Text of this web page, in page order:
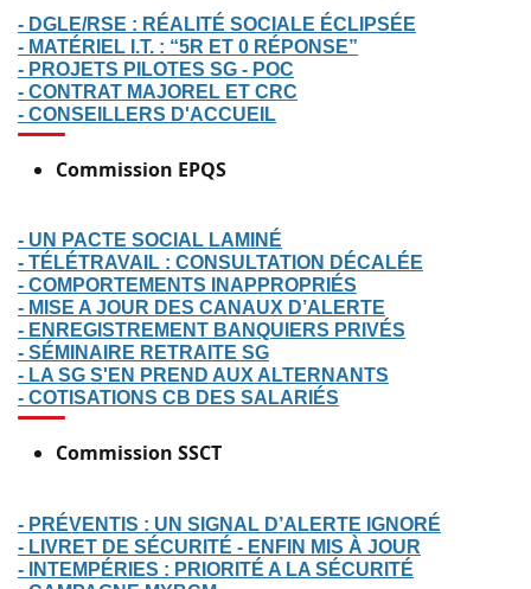
- DGLE/RSE : RÉALITÉ SOCIALE ÉCLIPSÉE
- MATÉRIEL I.T. : “5R ET 0 RÉPONSE”
- PROJETS PILOTES SG - POC
- CONTRAT MAJOREL ET CRC
- CONSEILLERS D'ACCUEIL
Commission EPQS
- UN PACTE SOCIAL LAMINÉ
- TÉLÉTRAVAIL : CONSULTATION DÉCALÉE
- COMPORTEMENTS INAPPROPRIÉS
- MISE A JOUR DES CANAUX D’ALERTE
- ENREGISTREMENT BANQUIERS PRIVÉS
- SÉMINAIRE RETRAITE SG
- LA SG S'EN PREND AUX ALTERNANTS
- COTISATIONS CB DES SALARIÉS
Commission SSCT
- PRÉVENTIS : UN SIGNAL D’ALERTE IGNORÉ
- LIVRET DE SÉCURITÉ - ENFIN MIS À JOUR
- INTEMPÉRIES : PRIORITÉ A LA SÉCURITÉ